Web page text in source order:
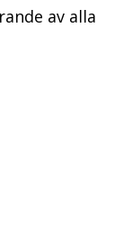
av alla